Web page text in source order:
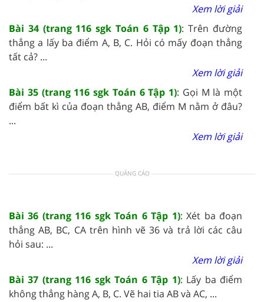
Xem lời giải
Bài 34 (trang 116 sgk Toán 6 Tập 1): Trên đường
thẳng a lấy ba điểm A, B, C. Hỏi có mấy đoạn thẳng
tất cả? ...
Xem lời giải
Bài 35 (trang 116 sgk Toán 6 Tập 1): Gọi M là một
điểm bất kì của đoạn thẳng AB, điểm M nằm ở đâu?
...
Xem lời giải
QUẢNG CÁO
Bài 36 (trang 116 sgk Toán 6 Tập 1): Xét ba đoạn
thẳng AB, BC, CA trên hình vẽ 36 và trả lời các câu
hỏi sau: ...
Xem lời giải
Bài 37 (trang 116 sgk Toán 6 Tập 1): Lấy ba điểm
không thẳng hàng A, B, C. Vẽ hai tia AB và AC, ...